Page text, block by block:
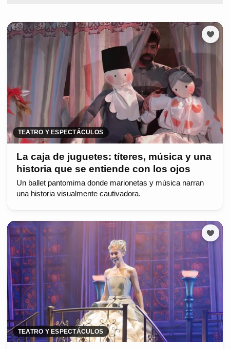
TEATRO Y ESPECTÁCULOS
La caja de juguetes: títeres, música y una
historia que se entiende con los ojos
Un ballet pantomima donde marionetas y música narran
una historia visualmente cautivadora.
TEATRO Y ESPECTÁCULOS